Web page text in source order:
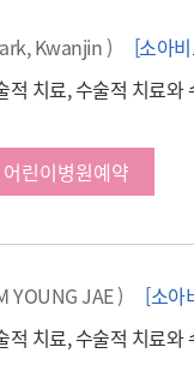
Kwanjin )
[소아
적 치료, 수술적 치료와
어린이병원예약
YOUNG JAE )
[소아
적 치료, 수술적 치료와